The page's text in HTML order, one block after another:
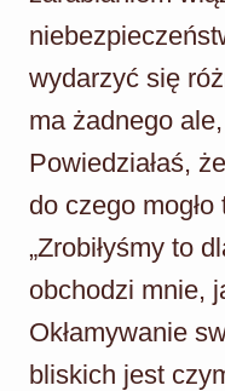
wydarzyć się
ma żadnego
Powiedziałaś,
do czego
„Zrobiłyśmy to
obchodzi mnie,
Okłamywanie
bliskich jest